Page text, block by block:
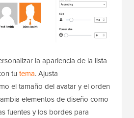
la apariencia de la lista
tu tema. Ajusta
el tamaño del avatar y el orden
elementos de diseño como
fuentes y los bordes para